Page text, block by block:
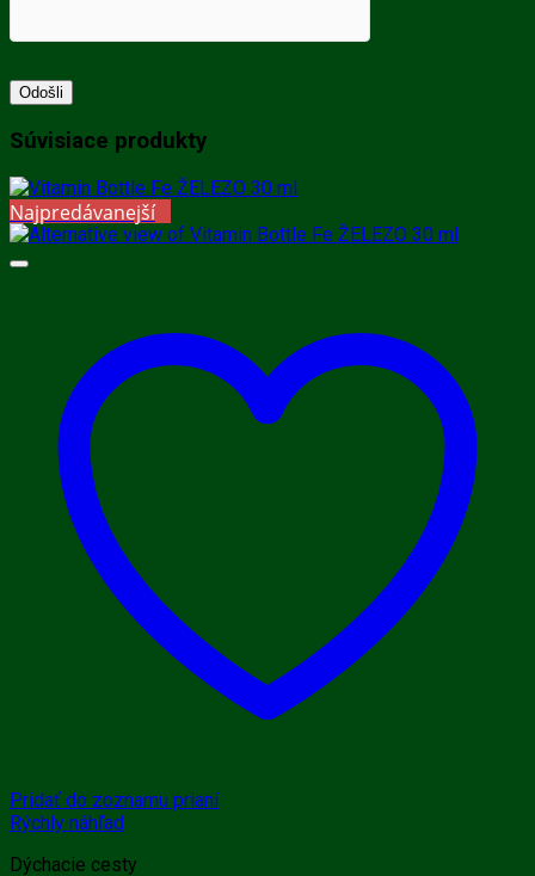
Súvisiace produkty
Najpredávanejší
Pridať do zoznamu prianí
Rýchly náhľad
Dýchacie cesty